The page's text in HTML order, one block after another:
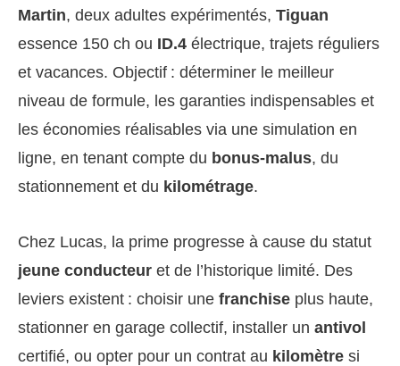
Martin, deux adultes expérimentés, Tiguan
essence 150 ch ou ID.4 électrique, trajets réguliers
et vacances. Objectif : déterminer le meilleur
niveau de formule, les garanties indispensables et
les économies réalisables via une simulation en
ligne, en tenant compte du bonus-malus, du
stationnement et du kilométrage.
Chez Lucas, la prime progresse à cause du statut
jeune conducteur et de l’historique limité. Des
leviers existent : choisir une franchise plus haute,
stationner en garage collectif, installer un antivol
certifié, ou opter pour un contrat au kilomètre si